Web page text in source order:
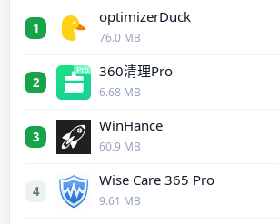
1
optimizerDuck
76.0 MB
2
360清理Pro
6.68 MB
3
WinHance
60.9 MB
4
Wise Care 365 Pro
9.61 MB